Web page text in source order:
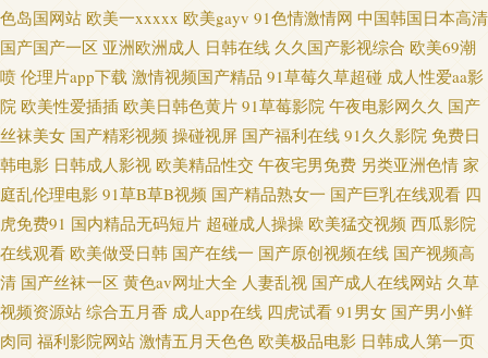
射在线 俺来也导航 福利社区一二 黄色av小说网址 六月天婷婷 日韩欧美一道
伊人一线二线 91色精品网站 www97超碰 国产1区2区3区 人妖日B视频 国产
黑丝jk 美女草逼色天堂 人人插人人乐 亚洲人成小说网站 91淫淫影院 www超
碰97 岛国av免费 久草网址 人妖A片区 五月大香蕉网站 中日韩欧美棕合 91桃
色黑丝 福利社禁片 极品视频久久青草 萌白酱自慰91 日本aⅴ在线网站 午夜成
色岛国网站 欧美一xxxxx 欧美gayv 91色情激情网 中国韩国日本高清
国产国产一区 亚洲欧洲成人 日韩在线 久久国产影视综合 欧美69潮
喷 伦理片app下载 激情视频国产精品 91草莓久草超碰 成人性爱aa影
院 欧美性爱插插 欧美日韩色黄片 91草莓影院 午夜电影网久久 国产
丝袜美女 国产精彩视频 操碰视屏 国产福利在线 91久久影院 免费日
韩电影 日韩成人影视 欧美精品性交 午夜宅男免费 另类亚洲色情 家
庭乱伦理电影 91草B草B视频 国产精品熟女一 国产巨乳在线观看 四
虎免费91 国内精品无码短片 超碰成人操操 欧美猛交视频 西瓜影院
在线观看 欧美做受日韩 国产在线一 国产原创视频在线 国产视频高
清 国产丝袜一区 黄色av网址大全 人妻乱视 国产成人在线网站 久草
视频资源站 综合五月香 成人app在线 四虎试看 91男女 国产男小鲜
肉同 福利影院网站 激情五月天色色 欧美极品电影 日韩成人第一页